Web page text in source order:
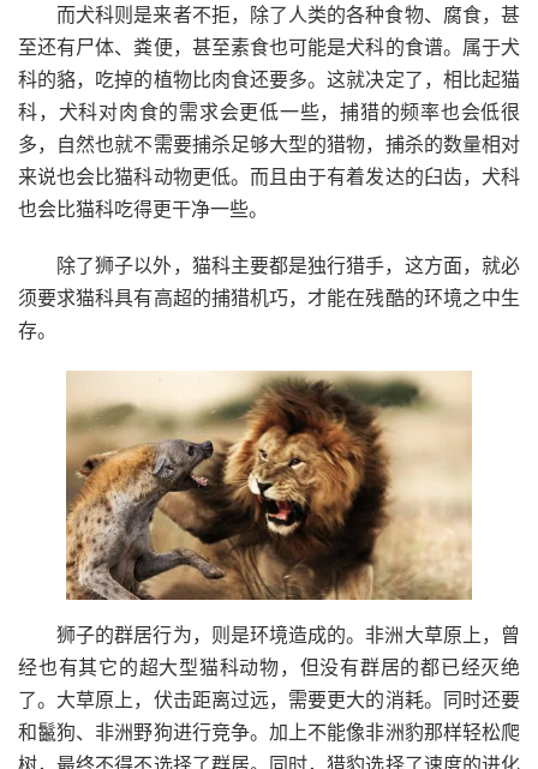
而犬科则是来者不拒，除了人类的各种食物、腐食，甚
至还有尸体、粪便，甚至素食也可能是犬科的食谱。属于犬
科的貉，吃掉的植物比肉食还要多。这就决定了，相比起猫
科，犬科对肉食的需求会更低一些，捕猎的频率也会低很
多，自然也就不需要捕杀足够大型的猎物，捕杀的数量相对
来说也会比猫科动物更低。而且由于有着发达的臼齿，犬科
也会比猫科吃得更干净一些。
除了狮子以外，猫科主要都是独行猎手，这方面，就必
须要求猫科具有高超的捕猎机巧，才能在残酷的环境之中生
存。
狮子的群居行为，则是环境造成的。非洲大草原上，曾
经也有其它的超大型猫科动物，但没有群居的都已经灭绝
了。大草原上，伏击距离过远，需要更大的消耗。同时还要
和鬣狗、非洲野狗进行竞争。加上不能像非洲豹那样轻松爬
树，最终不得不选择了群居。同时，猎豹选择了速度的进化